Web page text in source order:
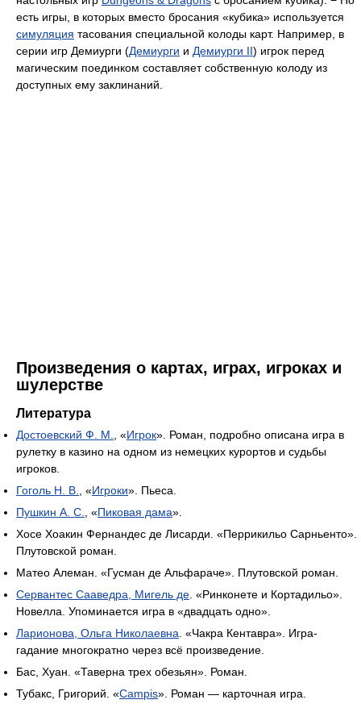
есть игры, в которых вместо бросания «кубика» используется
симуляция тасования специальной колоды карт. Например, в
серии игр Демиурги (Демиурги и Демиурги II) игрок перед
магическим поединком составляет собственную колоду из
доступных ему заклинаний.
Произведения о картах, играх, игроках и
шулерстве
Литература
Достоевский Ф. М. , «Игрок». Роман, подробно описана игра в
рулетку в казино на одном из немецких курортов и судьбы
игроков.
Гоголь Н. В.
, «Игроки». Пьеса.
Пушкин А. С.
, «Пиковая дама».
Хосе Хоакин Фернандес де Лисарди. «Перрикильо Сарньенто».
Плутовской роман.
Матео Алеман. «Гусман де Альфараче». Плутовской роман.
Сервантес Сааведра, Мигель де . «Ринконете и Кортадильо».
Новелла. Упоминается игра в «двадцать одно».
Ларионова, Ольга Николаевна . «Чакра Кентавра». Игра-
гадание многократно через всё произведение.
Бас, Хуан. «Таверна трех обезьян». Роман.
Тубакс, Григорий. «Campis». Роман — карточная игра.